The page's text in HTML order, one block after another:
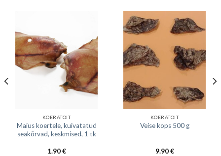
KOERATOIT
Maius koertele, kuivatatud
seakõrvad, keskmised, 1 tk
1.90€
KOERATOIT
Veise kops 500 g
9.90€